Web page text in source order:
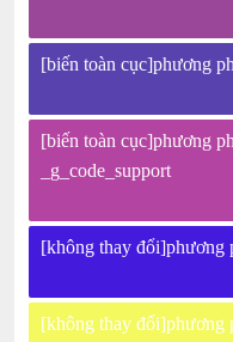
[biến toàn cục]phương
[biến toàn cục]phương
_g_code_support
[không thay đổi]phương
[không thay đổi]phương